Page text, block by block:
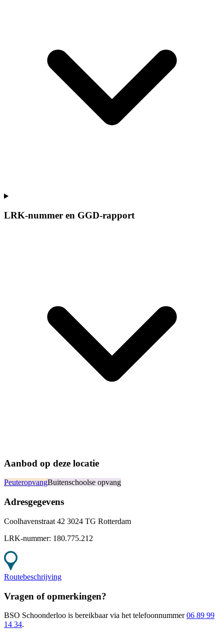
LRK-nummer en GGD-rapport
Aanbod op deze locatie
PeuteropvangBuitenschoolse opvang
Adresgegevens
Coolhavenstraat 42 3024 TG Rotterdam
LRK-nummer: 180.775.212
Routebeschrijving
Vragen of opmerkingen?
BSO Schoonderloo is bereikbaar via het telefoonnummer 06 89 99
14 34.